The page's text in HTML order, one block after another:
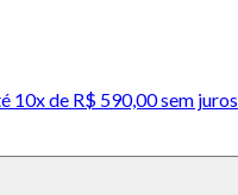
10x de R$ 590,00 sem juros